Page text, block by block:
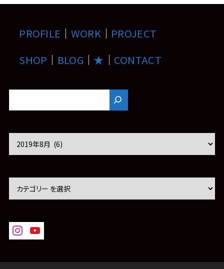
PROFILE ｜ WORK ｜ PROJECT
SHOP ｜ BLOG ｜ ★ ｜ CONTACT
カ
ブ